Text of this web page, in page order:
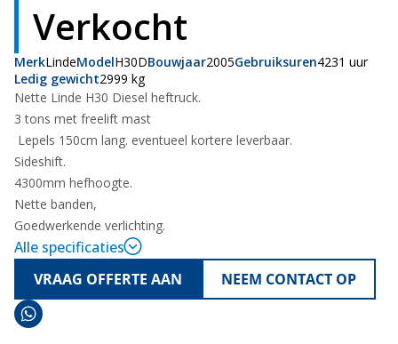
Verkocht
MerkLindeModelH30DBouwjaar2005Gebruiksuren4231 uur
Ledig gewicht2999 kg
Nette Linde H30 Diesel heftruck.
3 tons met freelift mast
Lepels 150cm lang. eventueel kortere leverbaar.
Sideshift.
4300mm hefhoogte.
Nette banden,
Goedwerkende verlichting.
Alle specificaties
VRAAG OFFERTE AAN
NEEM CONTACT OP